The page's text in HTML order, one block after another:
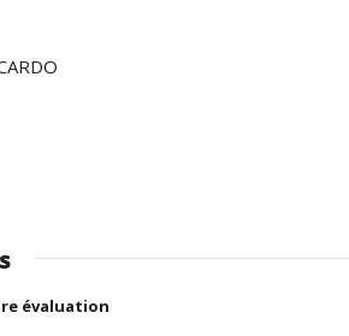
évaluation